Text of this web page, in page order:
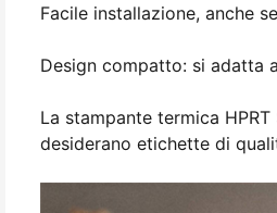
Facile installazione, anche
Design compatto: si adatta
La stampante termica
desiderano etichette di